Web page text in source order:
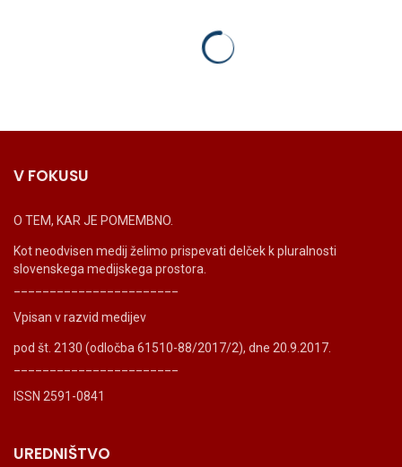
V FOKUSU
O TEM, KAR JE POMEMBNO.
Kot neodvisen medij želimo prispevati delček k pluralnosti
slovenskega medijskega prostora.
Vpisan v razvid medijev
pod št. 2130 (odločba 61510-88/2017/2), dne 20.9.2017.
ISSN 2591-0841
UREDNIŠTVO